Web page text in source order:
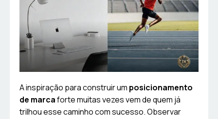
A inspiração para construir um posicionamento
de marcaforte muitas vezes vem de quem já
trilhou esse caminho com sucesso. Observar